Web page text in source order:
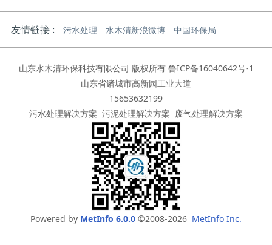
友情链接 : 污水处理 水木清新浪微博 中国环保局
山东水木清环保科技有限公司 版权所有 鲁ICP备16040642号-1
山东省诸城市高新园工业大道
15653632199
污水处理解决方案 污泥处理解决方案 废气处理解决方案
Powered by MetInfo 6.0.0 ©2008-2026 MetInfo Inc.